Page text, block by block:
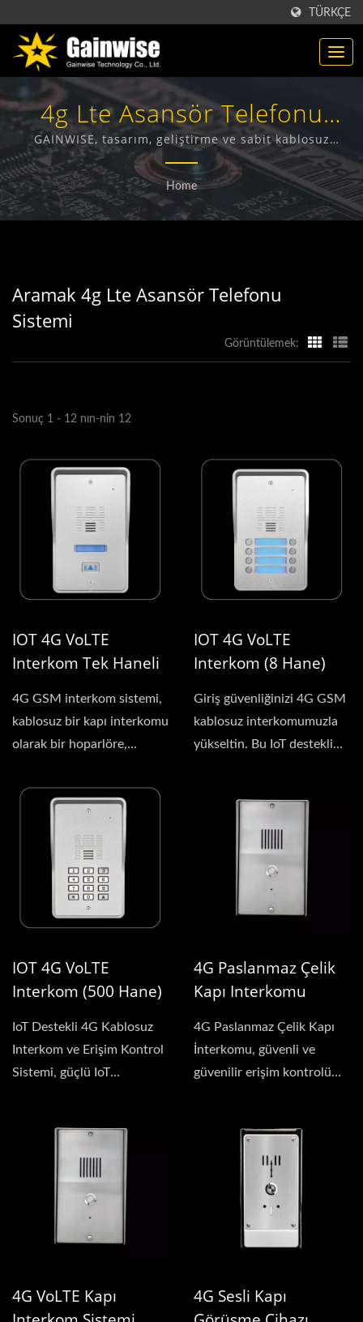
TÜRKÇE
4g Lte Asansör Telefonu
SistemiAranan | Tayvan'da
Üretilen Telekomünikasyon
Ürünleri Üreticisi | Gainwise
GAINWISE, tasarım, geliştirme ve sabit kablosuz
terminaller, 4G kapı interkom, 4G kapı açıcı ve 4G
duman dedektörü üretimi konusunda uzmanlaşmış bir
üretici ve ihracatçıdır.
Home
Aramak 4g Lte Asansör Telefonu
Sistemi
Görüntülemek:
Sonuç 1 - 12 nın-nin 12
IOT 4G VoLTE
Interkom Tek Haneli
4G GSM interkom sistemi,
kablosuz bir kapı interkomu
olarak bir hoparlöre,
IOT 4G VoLTE
Interkom (8 Hane)
Giriş güvenliğinizi 4G GSM
kablosuz interkomumuzla
yükseltin. Bu IoT destekli
IOT 4G VoLTE
Interkom (500 Hane)
IoT Destekli 4G Kablosuz
Interkom ve Erişim Kontrol
Sistemi, güçlü IoT
4G Paslanmaz Çelik
Kapı Interkomu
4G Paslanmaz Çelik Kapı
İnterkomu, güvenli ve
güvenilir erişim kontrolü
4G VoLTE Kapı
4G Sesli Kapı